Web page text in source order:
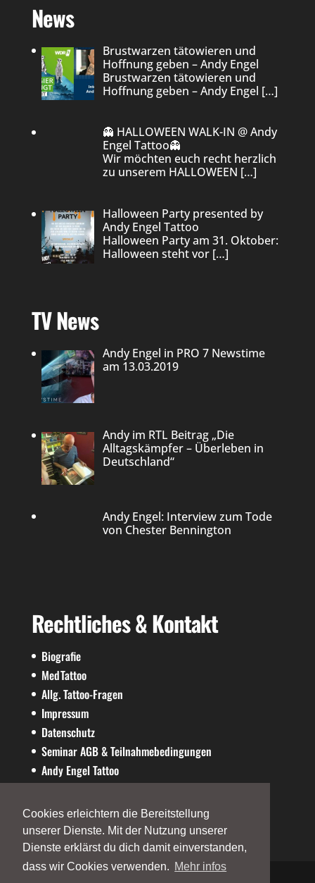
Cookies erleichtern die Bereitstellung
unserer Dienste. Mit der Nutzung unserer
Dienste erklärst du dich damit einverstanden,
dass wir Cookies verwenden. Mehr infos
News
Brustwarzen tätowieren und
Hoffnung geben – Andy Engel
Brustwarzen tätowieren und
Hoffnung geben – Andy Engel […]
👻 HALLOWEEN WALK-IN @ Andy
Engel Tattoo👻
Wir möchten euch recht herzlich
zu unserem HALLOWEEN […]
Halloween Party presented by
Andy Engel Tattoo
Halloween Party am 31. Oktober:
Halloween steht vor […]
TV News
Andy Engel in PRO 7 Newstime
am 13.03.2019
Andy im RTL Beitrag „Die
Alltagskämpfer – Überleben in
Deutschland“
Andy Engel: Interview zum Tode
von Chester Bennington
Rechtliches & Kontakt
Biografie
MedTattoo
Allg. Tattoo-Fragen
Impressum
Datenschutz
Seminar AGB & Teilnahmebedingungen
Andy Engel Tattoo